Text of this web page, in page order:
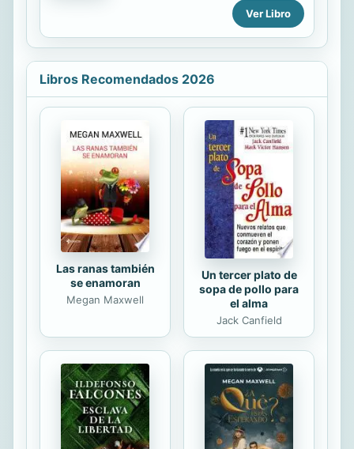
con personas que habían vivido el
fracaso de su vínculo matrimonial,
surgió la inquietud de profundizar
contexto latinoamericano. Este libro
busca dar cuenta de las
orientaciones que las Conferencias
Episcopales de América Latina y el
Caribe establecen a través del
análisis comparativo de cuatro
directorios de pastoral familiar:
Argentina, Brasil, Colombia y México,
para parangonarlos...
Ver Libro
Libros Recomendados 2026
Las ranas también
se enamoran
Megan Maxwell
Un tercer plato de
sopa de pollo para
el alma
Jack Canfield